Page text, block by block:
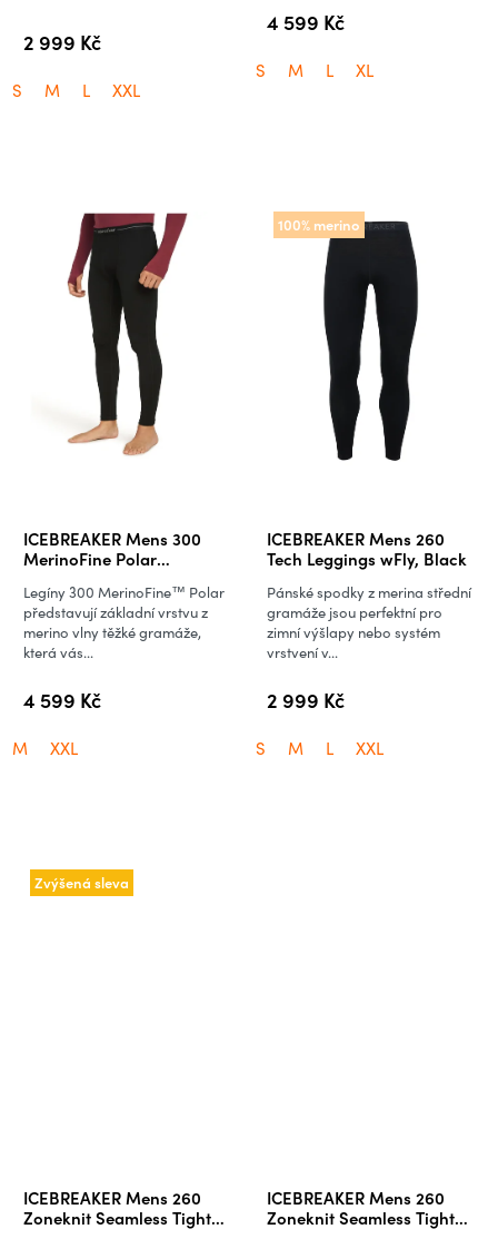
2 999 Kč
S M L XXL
4 599 Kč
S M L XL
ICEBREAKER Mens 300
MerinoFine Polar
4 599 Kč
Legíny 300 MerinoFine™ Polar
představují základní vrstvu z
merino vlny těžké gramáže,
která vás...
M XXL
100% merino
ICEBREAKER Mens 260
Tech Leggings wFly, Black
2 999 Kč
Pánské spodky z merina střední
gramáže jsou perfektní pro
zimní výšlapy nebo systém
vrstvení v...
S M L XXL
Zvýšená sleva
ICEBREAKER Mens 260
Zoneknit Seamless Tights,
ICEBREAKER Mens 260
Zoneknit Seamless Tights,